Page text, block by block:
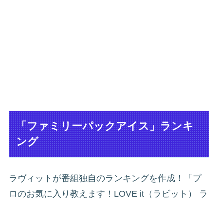
「ファミリーパックアイス」ランキ
ング
ラヴィットが番組独自のランキングを作成！「プ
ロのお気に入り教えます！LOVE it（ラビット） ラ